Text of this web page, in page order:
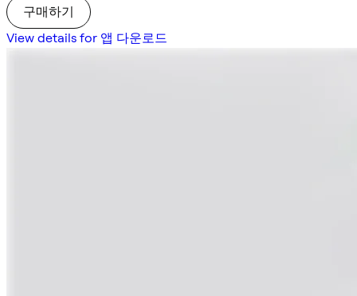
구매하기
View details for 앱 다운로드